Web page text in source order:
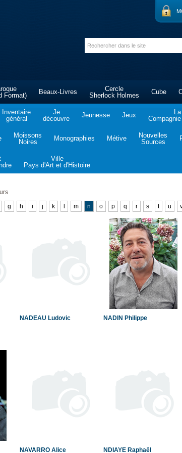
Format)
Beaux-Livres
Cercle
Sherlock Holmes
Cube
Inventaire
général
Je
découvre
Jeunesse Jeux
La
Moissons
Noires
Monographies Métive
Nouvelles
Sources
Ville
Pays d'Art et d'Histoire
g h i j k m n o p q r s t u
NADEAU Ludovic NADIN Philippe
NAVARRO Alice NDIAYE Raphaël